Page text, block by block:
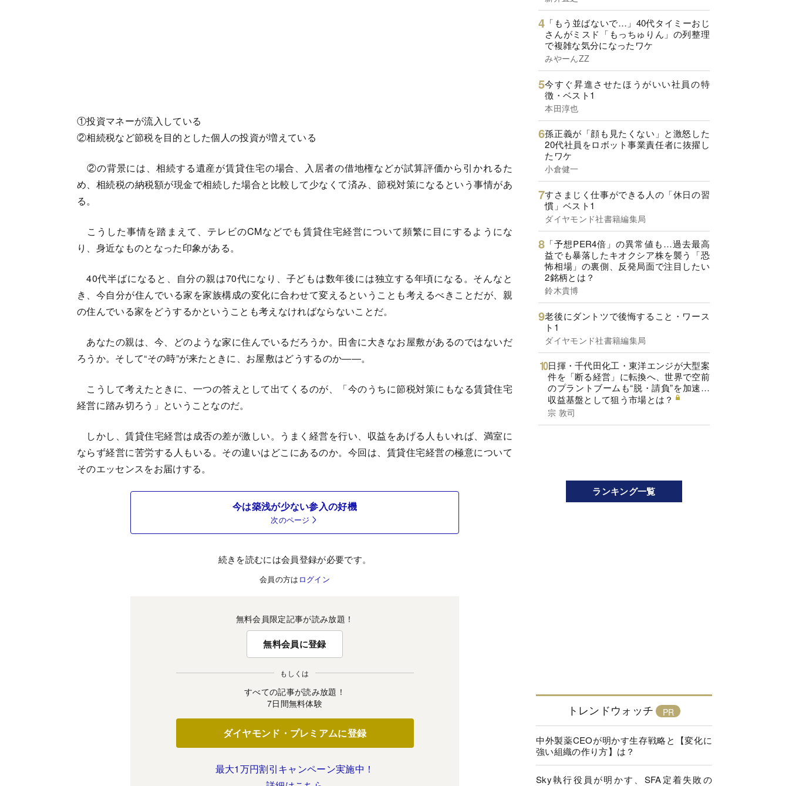
①投資マネーが流入している
②相続税など節税を目的とした個人の投資が増えている
②の背景には、相続する遺産が賃貸住宅の場合、入居者の借地権などが試算評価から引かれるた
め、相続税の納税額が現金で相続した場合と比較して少なくて済み、節税対策になるという事情があ
る。
こうした事情を踏まえて、テレビのCMなどでも賃貸住宅経営について頻繁に目にするようにな
り、身近なものとなった印象がある。
40代半ばになると、自分の親は70代になり、子どもは数年後には独立する年頃になる。そんなと
き、今自分が住んでいる家を家族構成の変化に合わせて変えるということも考えるべきことだが、親
の住んでいる家をどうするかということも考えなければならないことだ。
あなたの親は、今、どのような家に住んでいるだろうか。田舎に大きなお屋敷があるのではないだ
ろうか。そして“その時”が来たときに、お屋敷はどうするのか――。
こうして考えたときに、一つの答えとして出てくるのが、「今のうちに節税対策にもなる賃貸住宅
経営に踏み切ろう」ということなのだ。
しかし、賃貸住宅経営は成否の差が激しい。うまく経営を行い、収益をあげる人もいれば、満室に
ならず経営に苦労する人もいる。その違いはどこにあるのか。今回は、賃貸住宅経営の極意について
そのエッセンスをお届けする。
今は築浅が少ない参入の好機
次のページ
続きを読むには会員登録が必要です。
会員の方は ログイン
無料会員限定記事が読み放題！
無料会員に登録
もしくは
すべての記事が読み放題！
7日間無料体験
ダイヤモンド・プレミアムに登録
最大1万円割引キャンペーン実施中！
「もう並ばないで…」40代タイミーおじ
さんがミスド「もっちゅりん」の列整理
で複雑な気分になったワケ
みやーんZZ
今すぐ昇進させたほうがいい社員の特
徴・ベスト1
本田淳也
孫正義が「顔も見たくない」と激怒した
20代社員をロボット事業責任者に抜擢し
たワケ
小倉健一
すさまじく仕事ができる人の「休日の習
慣」ベスト1
ダイヤモンド社書籍編集局
「予想PER4倍」の異常値も…過去最高
益でも暴落したキオクシア株を襲う「恐
怖相場」の裏側、反発局面で注目したい
2銘柄とは？
鈴木貴博
老後にダントツで後悔すること・ワース
ト1
ダイヤモンド社書籍編集局
日揮・千代田化工・東洋エンジが大型案
件を「断る経営」に転換へ、世界で空前
のプラントブームも“脱・請負”を加速…
収益基盤として狙う市場とは？
宗 敦司
ランキング一覧
トレンドウォッチ
中外製薬CEOが明かす生存戦略と【変化に
強い組織の作り方】は？
Sky執行役員が明かす、SFA定着失敗の